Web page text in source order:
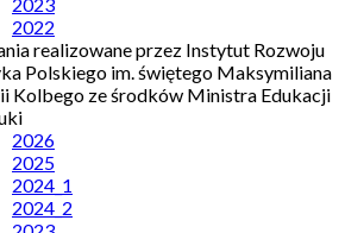
2022
realizowane przez Instytut Rozwoju
Polskiego im. świętego Maksymiliana
Kolbego ze środków Ministra Edukacji
2026
2025
2024_1
2024_2